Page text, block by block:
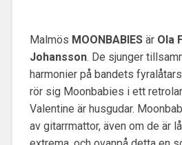
Malmös MOONBABIESär Ola
Johansson. De sjunger
harmonier på bandets
rör sig Moonbabies i ett
Valentine är husgudar.
av gitarrmattor, även om de är